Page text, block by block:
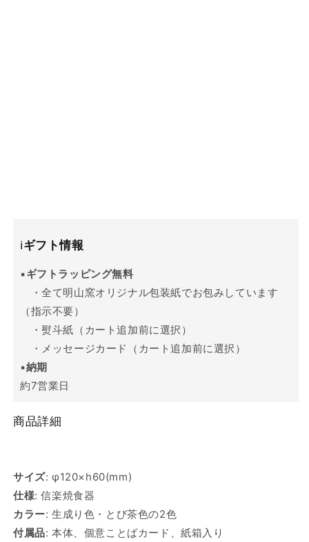
ℹ️ギフト情報
▪️ギフトラッピング無料
・全て明山窯オリジナル包装紙でお包みしています
（指示不要）
・熨斗紙（カート追加前に選択）
・メッセージカード（カート追加前に選択）
▪️納期
約7営業日
商品詳細
サイズ:φ120×h60(mm)
仕様: 信楽焼食器
カラー: 生成り色・とび茶色の2色
付属品: 本体、個意ことばカード、紙箱入り